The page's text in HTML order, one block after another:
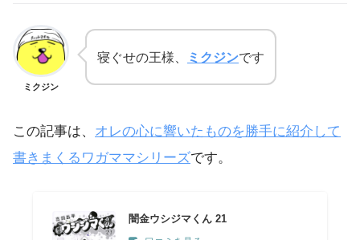
ミクジン
寝ぐせの王様、 ミクジンです
この記事は、 オレの心に響いたものを勝手に紹介して
書きまくるワガママシリーズです。
闇金ウシジマくん 21